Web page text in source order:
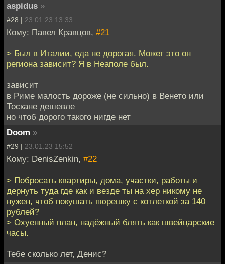
aspidus »
#28 | 23.01.23 13:33
Кому: Павел Кравцов, #21
> Был в Италии, еда не дорогая. Может это он
региона зависит? Я в Неаполе был.
зависит
в Риме малость дороже (не сильно) в Венето или
Тоскане дешевле
но чтоб дорого такого нигде нет
Doom »
#29 | 23.01.23 15:52
Кому: DenisZenkin, #22
> Побросать квартиры, дома, участки, работы и
дернуть туда где как и везде ты на хер никому не
нужен, чтоб покушать пюрешку с котлеткой за 140
рублей?
> Охуенный план, надёжный блять как швейцарские
часы.
Тебе сколько лет, Денис?